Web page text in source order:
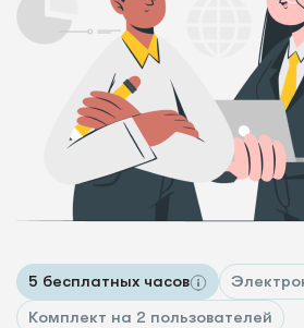
5 бесплатных часов
Комплект на 2 пользователей